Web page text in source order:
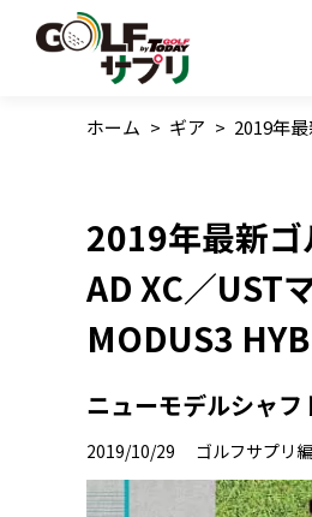
ホーム > ギア > 2019年
2019年最新ゴ
AD XC／UST
MODUS3
ニューモデルシャ
2019/10/29 ゴルフサプリ